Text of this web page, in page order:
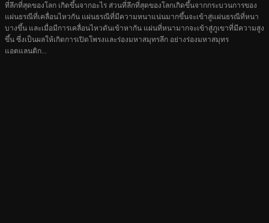
ที่ลึกที่สุดของโลก เกิดขึ้นจากอะไร ส่วนที่ลึกที่สุดของโลกเกิดขึ้นจากกระบวนการของ
แผ่นธรณีที่เคลื่อนไหวกัน แผ่นธรณีที่มีความหนาแน่นมากขึ้นจะเข้าสู่แผ่นธรณีที่หนา
บางขึ้น และเมื่อมีการเคลื่อนไหวดันเข้าหากัน แผ่นที่หนามากจะเข้าสู่ภูเขาที่มีความสูง
ขึ้น ซึ่งเป็นผลให้เกิดการเปิดโพรงและร่องมหาสมุทรลึก อย่างร่องมหาสมุทร
แอตแลนติก...